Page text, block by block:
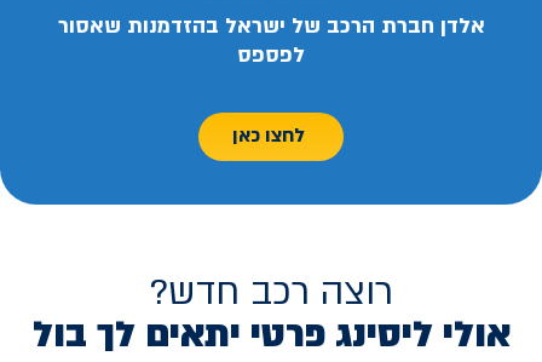
אלדן חברת הרכב של ישראל בהזדמנות שאסור
לפספס
לחצו כאן
רוצה רכב חדש?
אולי ליסינג פרטי יתאים לך בול